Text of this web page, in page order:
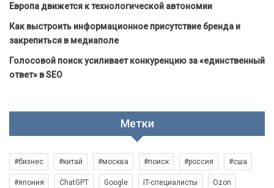
Европа движется к технологической автономии
Как выстроить информационное присутствие бренда и
закрепиться в медиаполе
Голосовой поиск усиливает конкуренцию за «единственный
ответ» в SEO
Метки
#бизнес #китай #москва #поиск #россия #сша
#япония ChatGPT Google IT-специалисты Ozon